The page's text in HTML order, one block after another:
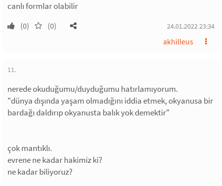
canlı formlar olabilir
(0) (0) 24.01.2022 23:34
akhilleus
11.
nerede okuduğumu/duyduğumu hatırlamıyorum.
"dünya dışında yaşam olmadığını iddia etmek, okyanusa bir
bardağı daldırıp okyanusta balık yok demektir"
çok mantıklı.
evrene ne kadar hakimiz ki?
ne kadar biliyoruz?